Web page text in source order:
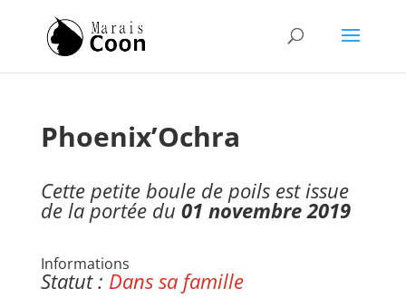
Phoenix’Ochra
Cette petite boule de poils est issue
de la portée du 01 novembre2019
Informations
Statut : Dans sa famille